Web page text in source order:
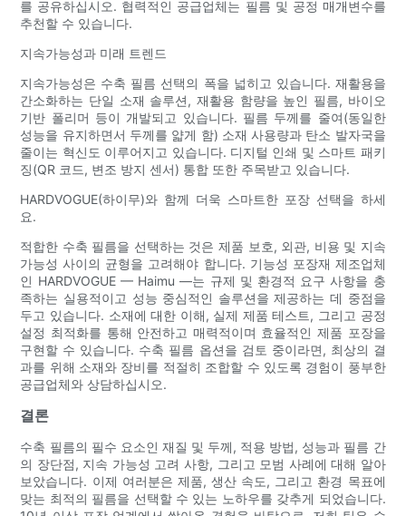
를 공유하십시오. 협력적인 공급업체는 필름 및 공정 매개변수를
추천할 수 있습니다.
지속가능성과 미래 트렌드
지속가능성은 수축 필름 선택의 폭을 넓히고 있습니다. 재활용을
간소화하는 단일 소재 솔루션, 재활용 함량을 높인 필름, 바이오
기반 폴리머 등이 개발되고 있습니다. 필름 두께를 줄여(동일한
성능을 유지하면서 두께를 얇게 함) 소재 사용량과 탄소 발자국을
줄이는 혁신도 이루어지고 있습니다. 디지털 인쇄 및 스마트 패키
징(QR 코드, 변조 방지 센서) 통합 또한 주목받고 있습니다.
HARDVOGUE(하이무)와 함께 더욱 스마트한 포장 선택을 하세
요.
적합한 수축 필름을 선택하는 것은 제품 보호, 외관, 비용 및 지속
가능성 사이의 균형을 고려해야 합니다. 기능성 포장재 제조업체
인 HARDVOGUE — Haimu —는 규제 및 환경적 요구 사항을 충
족하는 실용적이고 성능 중심적인 솔루션을 제공하는 데 중점을
두고 있습니다. 소재에 대한 이해, 실제 제품 테스트, 그리고 공정
설정 최적화를 통해 안전하고 매력적이며 효율적인 제품 포장을
구현할 수 있습니다. 수축 필름 옵션을 검토 중이라면, 최상의 결
과를 위해 소재와 장비를 적절히 조합할 수 있도록 경험이 풍부한
공급업체와 상담하십시오.
결론
수축 필름의 필수 요소인 재질 및 두께, 적용 방법, 성능과 필름 간
의 장단점, 지속 가능성 고려 사항, 그리고 모범 사례에 대해 알아
보았습니다. 이제 여러분은 제품, 생산 속도, 그리고 환경 목표에
맞는 최적의 필름을 선택할 수 있는 노하우를 갖추게 되었습니다.